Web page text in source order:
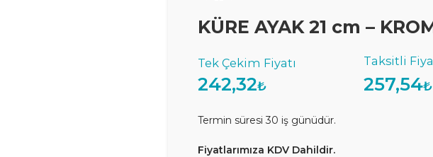
KÜRE AYAK 21 cm –
242,32₺ 257,54₺
Termin süresi 30 iş günüdür.
Fiyatlarımıza KDV Dahildir.